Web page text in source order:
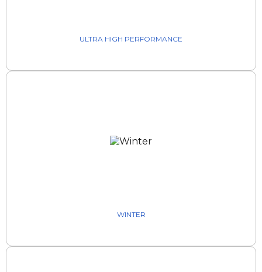
ULTRA HIGH PERFORMANCE
WINTER